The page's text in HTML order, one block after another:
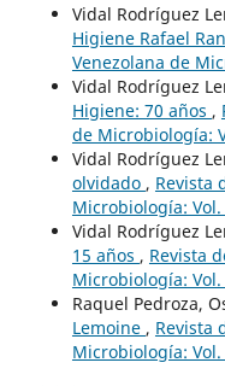
Vidal Rodríguez
Higiene Rafael
Venezolana de
Vidal Rodríguez
Higiene: 70 años ,
de Microbiología:
Vidal Rodríguez
olvidado , Revista
Microbiología:
Vidal Rodríguez
15 años , Revista
Microbiología:
Raquel Pedroza,
Lemoine , Revista
Microbiología: